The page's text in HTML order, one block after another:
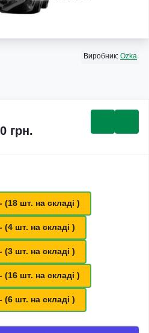
Виробник: Ozka
грн.
(18 шт. на складі )
(4 шт. на складі )
(3 шт. на складі )
(16 шт. на складі )
(6 шт. на складі )